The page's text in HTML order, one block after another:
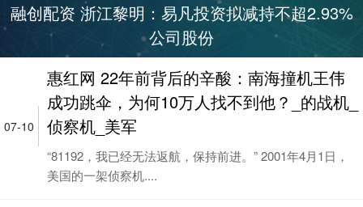
融创配资 浙江黎明：易凡投资拟减持不超2.93%
公司股份
07-10
惠红网 22年前背后的辛酸：南海撞机王伟
成功跳伞，为何10万人找不到他？_的战机_
侦察机_美军
“81192，我已经无法返航，保持前进。” 2001年4月1日，
美国的一架侦察机....